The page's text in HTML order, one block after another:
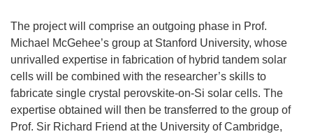
The project will comprise an outgoing phase in Prof.
Michael McGehee’s group at Stanford University, whose
unrivalled expertise in fabrication of hybrid tandem solar
cells will be combined with the researcher’s skills to
fabricate single crystal perovskite-on-Si solar cells. The
expertise obtained will then be transferred to the group of
Prof. Sir Richard Friend at the University of Cambridge,